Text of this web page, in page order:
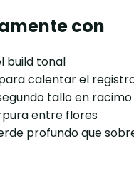
con
build tonal
calentar el
tallo en
entre flores
profundo que